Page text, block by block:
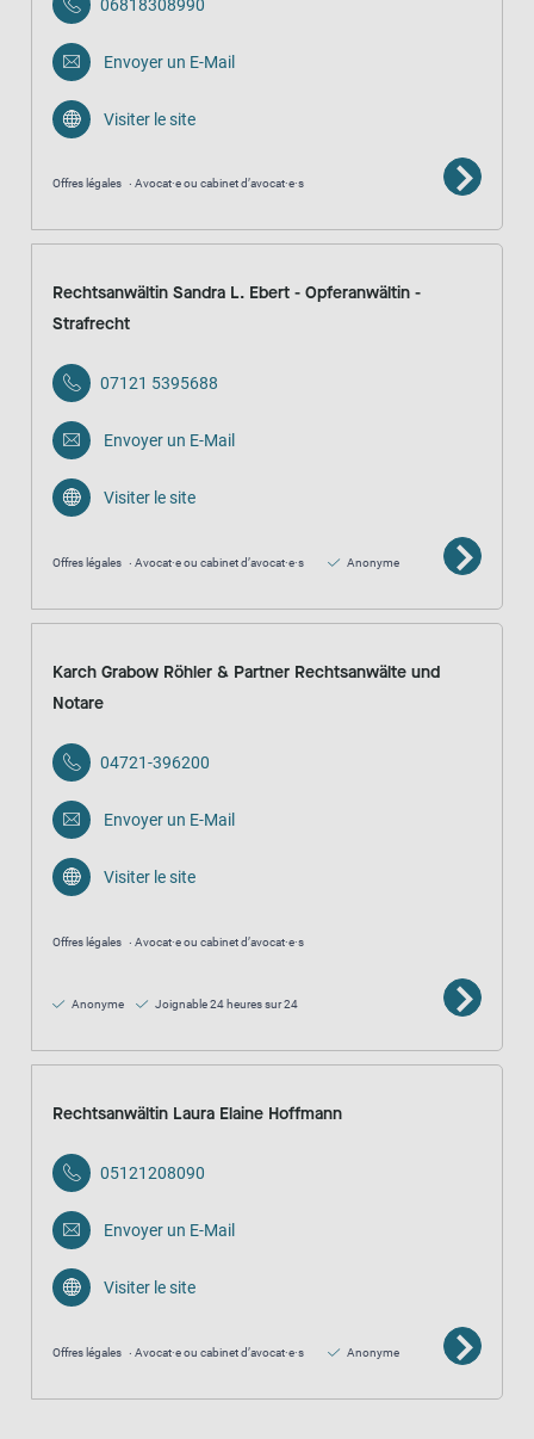
06818308990
Envoyer un E-Mail
Visiter le site
Offres légales Avocat·e ou cabinet d’avocat·e·s
Rechtsanwältin Sandra L. Ebert - Opferanwältin -
Strafrecht
07121 5395688
Envoyer un E-Mail
Visiter le site
Offres légales Avocat·e ou cabinet d’avocat·e·s Anonyme
Karch Grabow Röhler & Partner Rechtsanwälte und
Notare
04721-396200
Envoyer un E-Mail
Visiter le site
Offres légales Avocat·e ou cabinet d’avocat·e·s
Anonyme Joignable 24 heures sur 24
Rechtsanwältin Laura Elaine Hoffmann
05121208090
Envoyer un E-Mail
Visiter le site
Offres légales Avocat·e ou cabinet d’avocat·e·s Anonyme